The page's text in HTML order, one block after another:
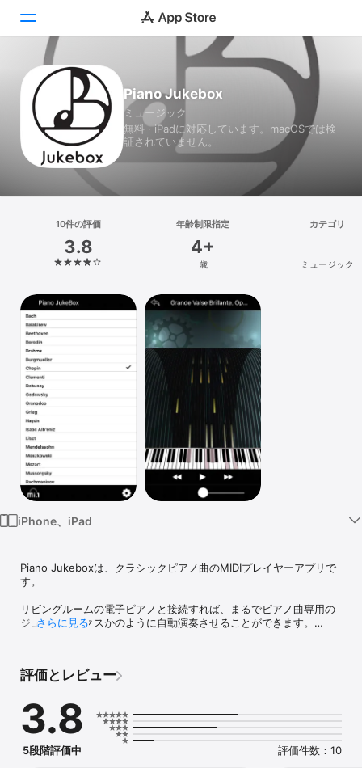
Today
ゲーム
アプリ
Arcade
検索
プラットフォーム
iPhone
iPad
Mac
Vision
Watch
TV
Piano Jukebox
ミュージック
無料 · iPadに対応しています。macOSでは検
証されていません。
10件の評価
3.8
年齢制限指定
4+
歳
カテゴリ
ミュージック
iPhone、iPad
Piano Jukeboxは、クラシックピアノ曲のMIDIプレイヤーアプリで
す。
リビングルームの電子ピアノと接続すれば、まるでピアノ曲専用の
ジュークボックスかのように自動演奏させることができます。
mi.1本体ファームウェアは、本アプリを使って更新します。
Piano Jukebox v1.00の仕様
・SMF format 0ファイルの再生機能
・あらかじめ３００曲以上のクラシックピアノ曲をMIDIデータを用
意
・iTunesを使ってユーザーのSMFファイルを追加することも可能
さらに見る
評価とレビュー
3.8
5段階評価中 評価件数：10